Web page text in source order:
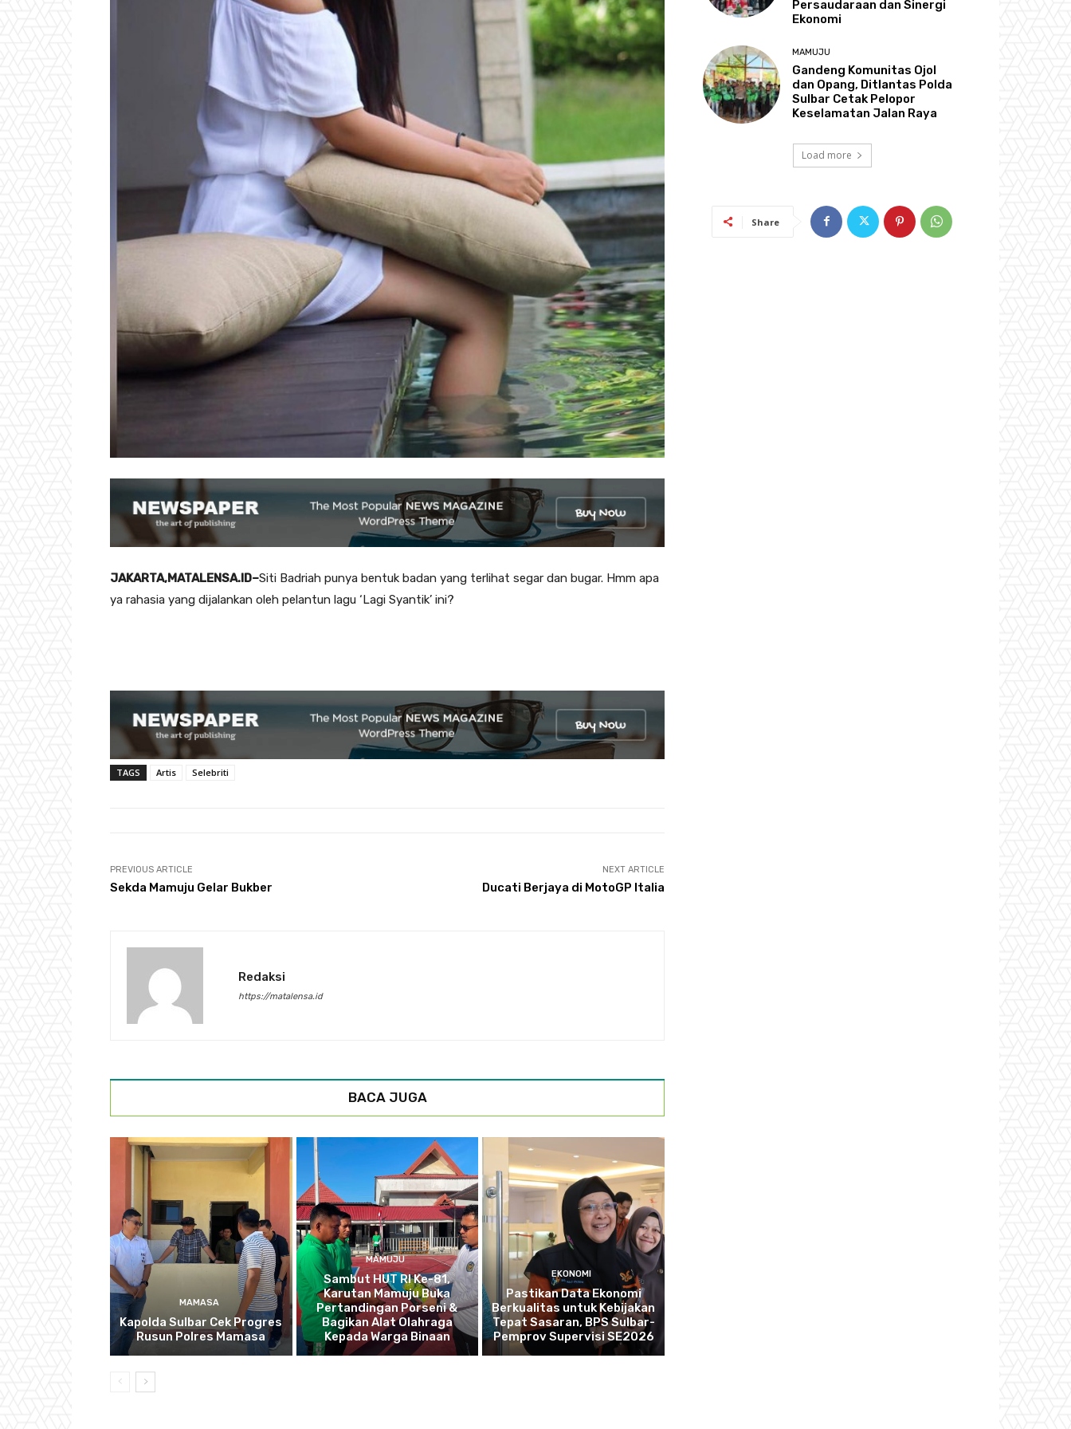
JAKARTA,MATALENSA.ID–Siti Badriah punya bentuk badan yang terlihat segar dan bugar. Hmm apa
ya rahasia yang dijalankan oleh pelantun lagu ‘Lagi Syantik’ ini?
TAGS Artis Selebriti
PREVIOUS ARTICLE
Sekda Mamuju Gelar Bukber
NEXT ARTICLE
Ducati Berjaya di MotoGP Italia
Redaksi
https://matalensa.id
BACA JUGA
MAMASA
Kapolda Sulbar Cek Progres
Rusun Polres Mamasa
MAMUJU
Sambut HUT RI Ke-81,
Karutan Mamuju Buka
Pertandingan Porseni &
Bagikan Alat Olahraga
Kepada Warga Binaan
EKONOMI
Pastikan Data Ekonomi
Berkualitas untuk Kebijakan
Tepat Sasaran, BPS Sulbar-
Pemprov Supervisi SE2026
Persaudaraan dan Sinergi
Ekonomi
MAMUJU
Gandeng Komunitas Ojol
dan Opang, Ditlantas Polda
Sulbar Cetak Pelopor
Keselamatan Jalan Raya
Load more
Share